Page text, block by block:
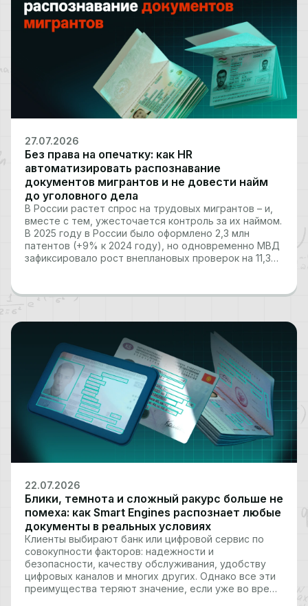
27.07.2026
Без права на опечатку: как HR
автоматизировать распознавание
документов мигрантов и не довести найм
до уголовного дела
В России растет спрос на трудовых мигрантов – и,
вместе с тем, ужесточается контроль за их наймом.
В 2025 году в России было оформлено 2,3 млн
патентов (+9% к 2024 году), но одновременно МВД
зафиксировало рост внеплановых проверок на 11,3%,
22.07.2026
Блики, темнота и сложный ракурс больше не
помеха: как Smart Engines распознает любые
документы в реальных условиях
Клиенты выбирают банк или цифровой сервис по
совокупности факторов: надежности и
безопасности, качеству обслуживания, удобству
цифровых каналов и многих других. Однако все эти
преимущества теряют значение, если уже во время